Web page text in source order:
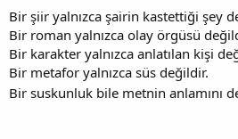
Bir şiir yalnızca şairin kastettiği şey
Bir roman yalnızca olay örgüsü
Bir karakter yalnızca anlatılan kişi
Bir metafor yalnızca süs değildir.
Bir suskunluk bile metnin anlamını